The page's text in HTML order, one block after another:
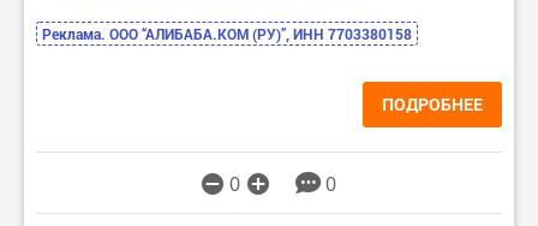
Реклама. ООО “АЛИБАБА.КОМ (РУ)”, ИНН 7703380158
ПОДРОБНЕЕ
0 0